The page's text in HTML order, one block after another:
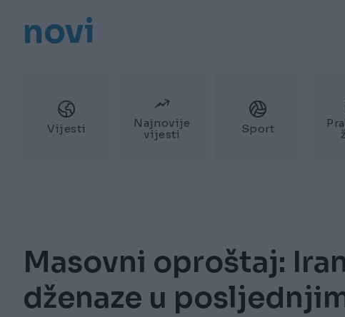
novi
Vijesti
Najnovije
vijesti
Sport
Masovni oproštaj:
dženaze u